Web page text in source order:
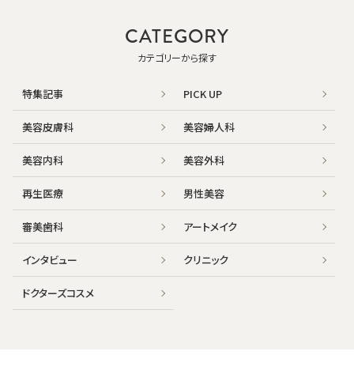
CATEGORY
カテゴリーから探す
特集記事 PICK UP
美容皮膚科 美容婦人科
美容内科 美容外科
再生医療 男性美容
審美歯科 アートメイク
インタビュー クリニック
ドクターズコスメ